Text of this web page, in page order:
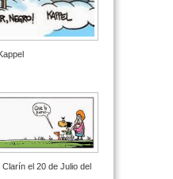
el 20 de Julio del